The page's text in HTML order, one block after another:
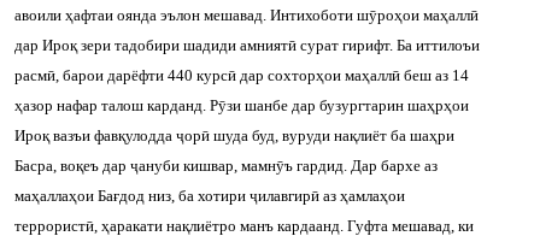
МЕҲМОНИ ОЗОДӢ
ВАРЗИШ
БЛОГИСТОН
ОЗОДӢ ОНЛАЙН
ЧАНДРАСОНАӢ
ВИДЕО
ГУЗОРИШҲОИ РАДИОӢ
РӮЙХАТҲО
КИТОБҲОИ ОЗОДӢ
Русский
авоили ҳафтаи оянда эълон мешавад. Интихоботи шӯроҳои маҳаллӣ
дар Ироқ зери тадобири шадиди амниятӣ сурат гирифт. Ба иттилоъи
расмӣ, барои дарёфти 440 курсӣ дар сохторҳои маҳаллӣ беш аз 14
ҳазор нафар талош карданд. Рӯзи шанбе дар бузургтарин шаҳрҳои
Ироқ вазъи фавқулодда ҷорӣ шуда буд, вуруди нақлиёт ба шаҳри
Басра, воқеъ дар ҷануби кишвар, мамнӯъ гардид. Дар бархе аз
маҳаллаҳои Бағдод низ, ба хотири ҷилавгирӣ аз ҳамлаҳои
террористӣ, ҳаракати нақлиётро манъ кардаанд. Гуфта мешавад, ки